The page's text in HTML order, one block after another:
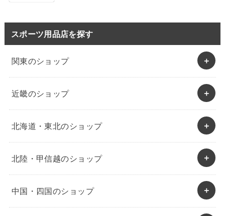
スポーツ用品店を探す
関東のショップ
近畿のショップ
北海道・東北のショップ
北陸・甲信越のショップ
中国・四国のショップ